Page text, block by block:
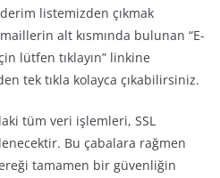
listemizden çıkmak
alt kısmında bulunan “E-
lütfen tıklayın” linkine
tek tıkla kolayca çıkabilirsiniz.
tüm veri işlemleri, SSL
Bu çabalara rağmen
tamamen bir güvenliğin